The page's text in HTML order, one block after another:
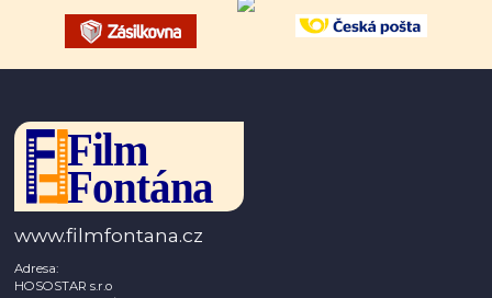
www.filmfontana.cz
Adresa:
HOSOSTAR s.r.o